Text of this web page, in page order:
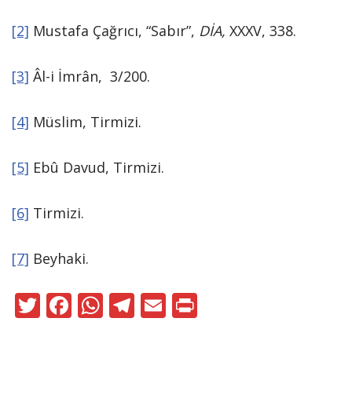
[2] Mustafa Çağrıcı, “Sabır”, DİA, XXXV, 338.
[3] Âl-i İmrân, 3/200.
[4] Müslim, Tirmizi.
[5] Ebû Davud, Tirmizi.
[6] Tirmizi.
[7] Beyhaki.
T F W T E